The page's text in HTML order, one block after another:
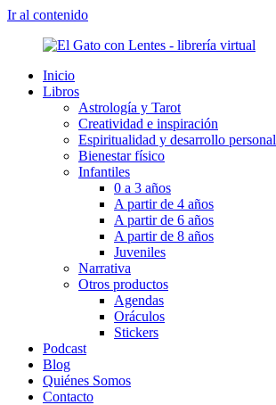
Ir al contenido
Inicio
Libros
Astrología y Tarot
Creatividad e inspiración
Espiritualidad y desarrollo personal
Bienestar físico
Infantiles
0 a 3 años
A partir de 4 años
A partir de 6 años
A partir de 8 años
Juveniles
Narrativa
Otros productos
Agendas
Oráculos
Stickers
Podcast
Blog
Quiénes Somos
Contacto